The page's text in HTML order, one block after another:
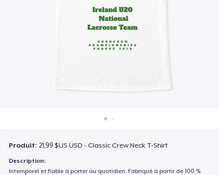
Vendez partout
Vendre n'importe quoi
Produit: 21,99 $US USD - Classic Crew Neck T-Shirt
Description:
Intemporel et fiable à porter au quotidien. Fabriqué à partir de 100 %